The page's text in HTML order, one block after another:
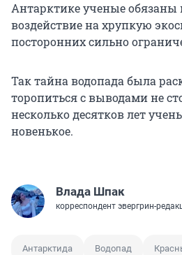
Антарктике ученые
воздействие на хрупкую
посторонних сильно
Так тайна водопада была
торопиться с выводами не
несколько десятков лет
новенькое.
Влада Шпак
корреспондент эвергрин-
Антарктида Водопад